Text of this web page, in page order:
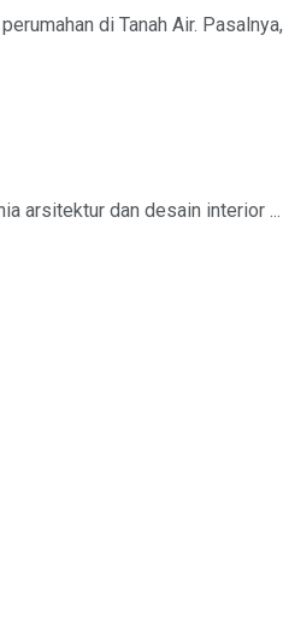
di Tanah Air.
arsitektur dan desain interior ...